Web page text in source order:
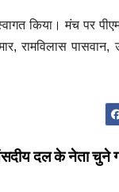
किया। मंच पर
रामविलास पासवान,
दल के नेता चुने